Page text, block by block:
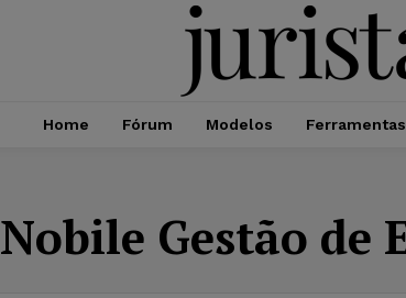
Home Fórum Modelos
Nobile Gestão de